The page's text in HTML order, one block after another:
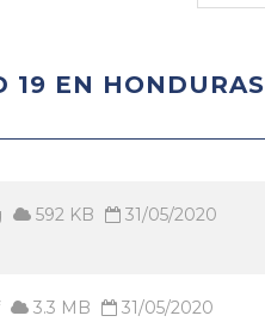
19 EN HONDURAS
592 KB
31/05/2020
3.3 MB
31/05/2020